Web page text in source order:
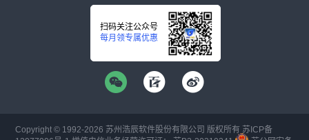
扫码关注公众号
每月领专属优惠
Copyright © 1992-2026 苏州浩辰软件股份有限公司 版权所有 苏ICP备